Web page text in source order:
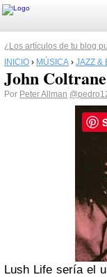
¿Los artículos de tu blog
INICIO › MÚSICA › JAZZ &
John
Por Peter Allman
Lush Life sería el